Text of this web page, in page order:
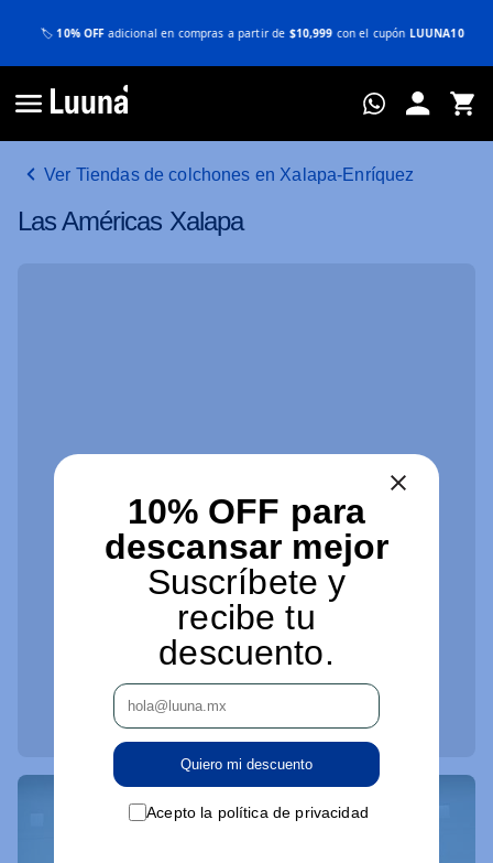
🏷️10% OFF adicional en compras a partir de $10,999con el cupónLUUNA10
Ver Tiendas de colchones en Xalapa-Enríquez
Las Américas Xalapa
10% OFF para
descansar mejor
Suscríbete y
recibe tu
descuento.
Quiero mi descuento
Acepto la política de privacidad